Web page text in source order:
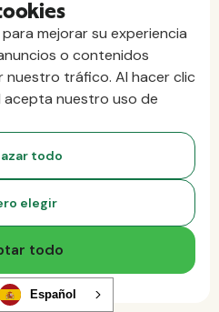
a contratar personal en todo
la
mejorar su experiencia
o contenidos
nuestro tráfico. Al hacer clic
nuestro uso de
todo
elegir
todo
Español